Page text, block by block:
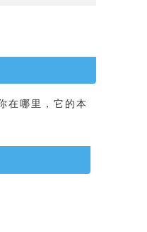
在哪里，它的本